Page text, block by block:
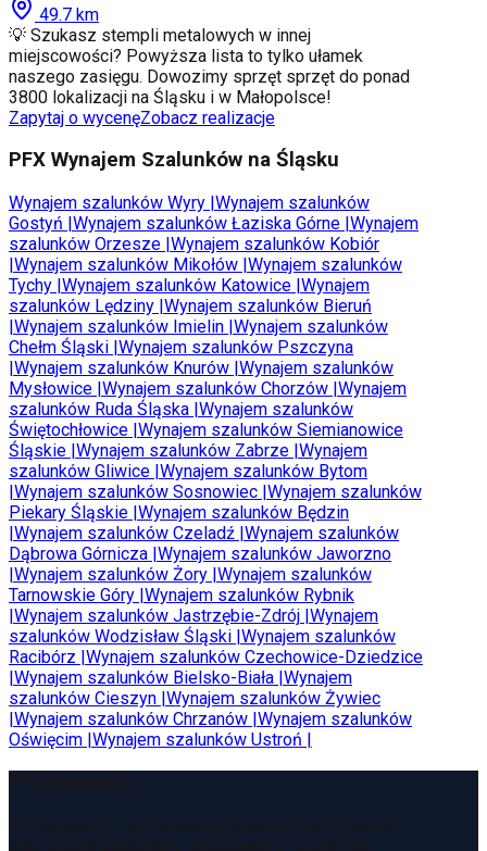
49.7 km
💡 Szukasz stempli metalowych w innej
miejscowości? Powyższa lista to tylko ułamek
naszego zasięgu. Dowozimy sprzęt sprzęt do ponad
3800 lokalizacji na Śląsku i w Małopolsce!
Zapytaj o wycenęZobacz realizacje
PFX Wynajem Szalunków na Śląsku
Wynajem szalunków Wyry Wynajem szalunków
Gostyń Wynajem szalunków Łaziska Górne Wynajem
szalunków Orzesze Wynajem szalunków Kobiór
Wynajem szalunków Mikołów Wynajem szalunków
Tychy Wynajem szalunków Katowice Wynajem
szalunków Lędziny Wynajem szalunków Bieruń
Wynajem szalunków Imielin Wynajem szalunków
Chełm Śląski Wynajem szalunków Pszczyna
Wynajem szalunków Knurów Wynajem szalunków
Mysłowice Wynajem szalunków Chorzów Wynajem
szalunków Ruda Śląska Wynajem szalunków
Świętochłowice Wynajem szalunków Siemianowice
Śląskie Wynajem szalunków Zabrze Wynajem
szalunków Gliwice Wynajem szalunków Bytom
Wynajem szalunków Sosnowiec Wynajem szalunków
Piekary Śląskie Wynajem szalunków Będzin
Wynajem szalunków Czeladź Wynajem szalunków
Dąbrowa Górnicza Wynajem szalunków Jaworzno
Wynajem szalunków Żory Wynajem szalunków
Tarnowskie Góry Wynajem szalunków Rybnik
Wynajem szalunków Jastrzębie-Zdrój Wynajem
szalunków Wodzisław Śląski Wynajem szalunków
Racibórz Wynajem szalunków Czechowice-Dziedzice
Wynajem szalunków Bielsko-Biała Wynajem
szalunków Cieszyn Wynajem szalunków Żywiec
Wynajem szalunków Chrzanów Wynajem szalunków
Oświęcim Wynajem szalunków Ustroń